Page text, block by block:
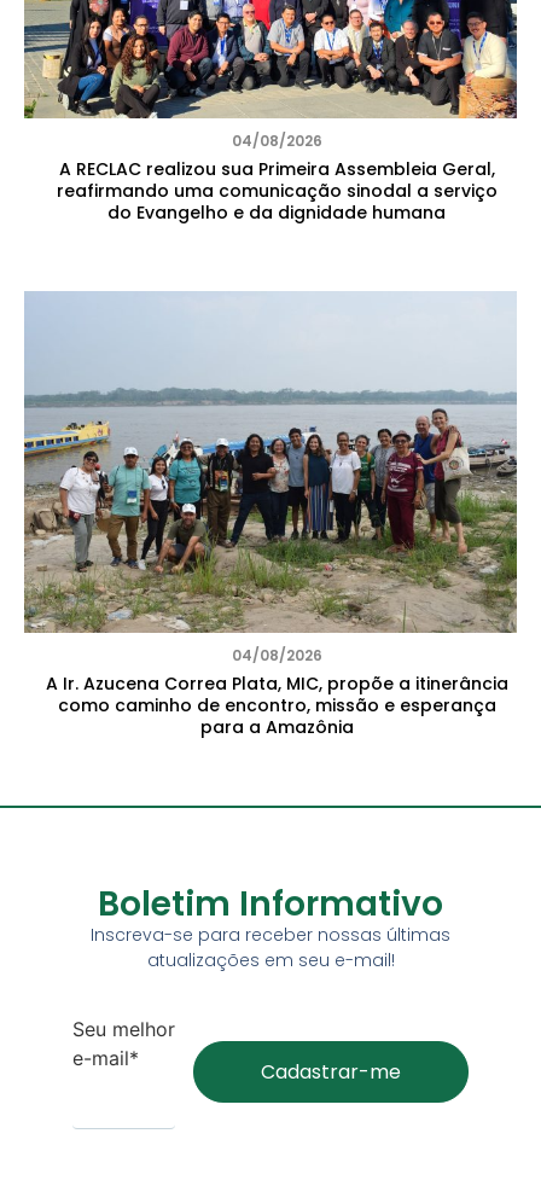
04/08/2026
A RECLAC realizou sua Primeira Assembleia Geral,
reafirmando uma comunicação sinodal a serviço
do Evangelho e da dignidade humana
04/08/2026
A Ir. Azucena Correa Plata, MIC, propõe a itinerância
como caminho de encontro, missão e esperança
para a Amazônia
Boletim Informativo
Inscreva-se para receber nossas últimas
atualizações em seu e-mail!
Seu melhor
e-mail*